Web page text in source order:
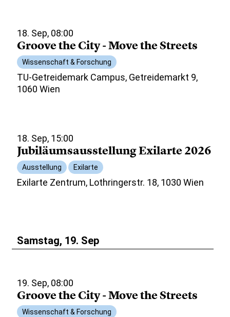
18. Sep, 08:00
Groove the City - Move the Streets
Wissenschaft & Forschung
TU-Getreidemark Campus, Getreidemarkt 9,
1060 Wien
18. Sep, 15:00
Jubiläumsausstellung Exilarte 2026
Ausstellung Exilarte
Exilarte Zentrum, Lothringerstr. 18, 1030 Wien
Samstag, 19. Sep
19. Sep, 08:00
Groove the City - Move the Streets
Wissenschaft & Forschung